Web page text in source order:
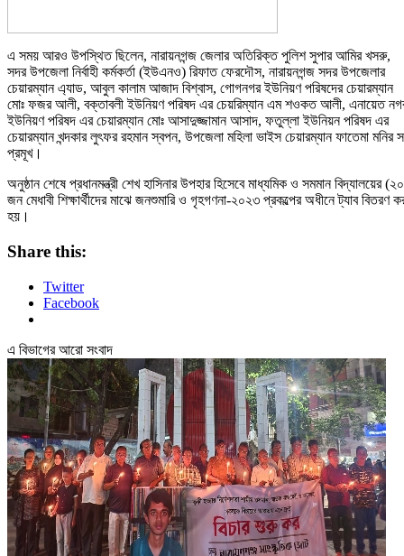
এ সময় আরও উপস্থিত ছিলেন, নারায়নগন্জ জেলার অতিরিক্ত পুলিশ সুপার আমির খসরু,
সদর উপজেলা নির্বাহী কর্মকর্তা (ইউএনও) রিফাত ফেরদৌস, নারায়নগন্জ সদর উপজেলার
চেয়ারম্যান এ্যাড, আবুল কালাম আজাদ বিশ্বাস, গোগনগর ইউনিয়ণ পরিষদের চেয়ারম্যান
মোঃ ফজর আলী, বক্তাবলী ইউনিয়ণ পরিষদ এর চেয়রিম্যান এম শওকত আলী, এনায়েত
ইউনিয়ণ পরিষদ এর চেয়ারম্যান মোঃ আসাদুজ্জামান আসাদ, ফতুল্লা ইউনিয়ন পরিষদ এর
চেয়ারম্যান খন্দকার লুৎফর রহমান স্বপন, উপজেলা মহিলা ভাইস চেয়ারম্যান ফাতেমা মনির
প্রমূখ।
অনুষ্ঠান শেষে প্রধানমন্ত্রী শেখ হাসিনার উপহার হিসেবে মাধ্যমিক ও সমমান বিদ্যালয়ের
জন মেধাবী শিক্ষার্থীদের মাঝে জনশুমারি ও গৃহগণনা-২০২৩ প্রকল্পের অধীনে ট্যাব বিতরণ
হয়।
Share this:
Twitter
Facebook
এ বিভাগের আরো সংবাদ